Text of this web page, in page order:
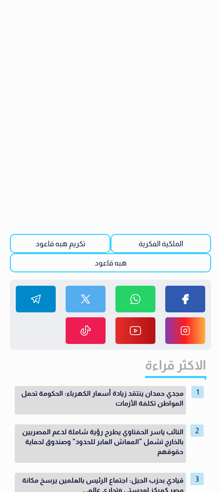
الملكية الفكرية تكريم هبه قاعود
هبه قاعود
الاكثر قراءة
مجدي حمدان ينتقد زيادة أسعار الكهرباء: الحكومة تحمل
المواطن تكلفة الأزمات
النائب ياسر الحفناوي يطرح رؤية شاملة لدعم المصريين
بالخارج تشمل "المعاش العابر للحدود" وصندوق لحماية
حقوقهم
قيادي بحزب الجيل: اجتماع الرئيس بالعلمين يرسخ مكانة
مصر كمركز لوجستي وتجاري عالمي